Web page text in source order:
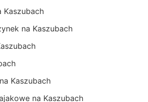
Kaszubach
na Kaszubach
Kaszubach
na Kaszubach